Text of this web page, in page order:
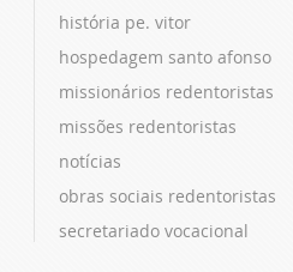
história pe. vitor
hospedagem santo afonso
missionários redentoristas
missões redentoristas
notícias
obras sociais redentoristas
secretariado vocacional